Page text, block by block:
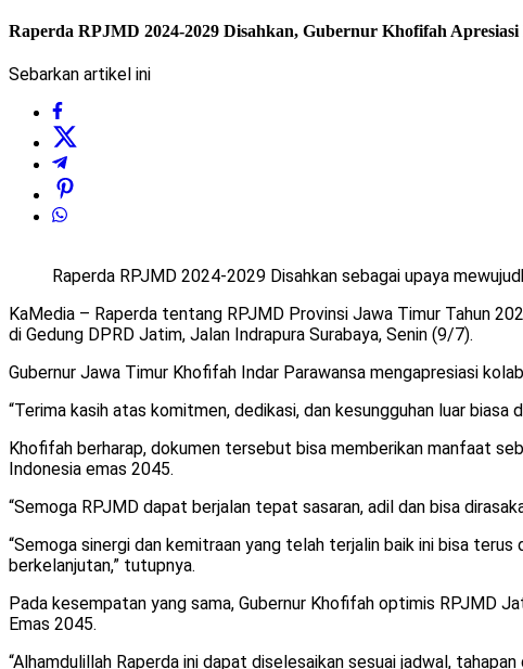
Raperda RPJMD 2024-2029 Disahkan, Gubernur Khofifah
Sebarkan artikel ini
Raperda RPJMD 2024-2029 Disahkan sebagai upaya
KaMedia – Raperda tentang RPJMD Provinsi Jawa Timur Tahun
di Gedung DPRD Jatim, Jalan Indrapura Surabaya, Senin (9/7).
Gubernur Jawa Timur Khofifah Indar Parawansa mengapresiasi
“Terima kasih atas komitmen, dedikasi, dan kesungguhan luar
Khofifah berharap, dokumen tersebut bisa memberikan manfaat
Indonesia emas 2045.
“Semoga RPJMD dapat berjalan tepat sasaran, adil dan bisa
“Semoga sinergi dan kemitraan yang telah terjalin baik ini bisa
berkelanjutan,” tutupnya.
Pada kesempatan yang sama, Gubernur Khofifah optimis RPJMD
Emas 2045.
“Alhamdulillah Raperda ini dapat diselesaikan sesuai jadwal,